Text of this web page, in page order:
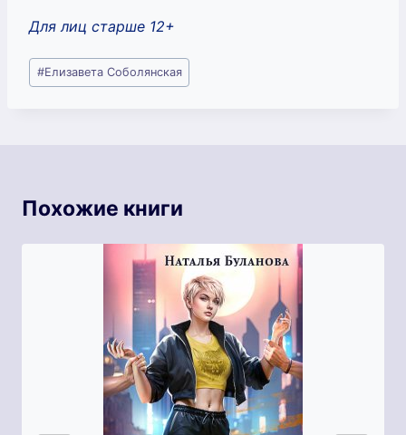
Для лиц старше 12+
Метки
записи:
#Елизавета Соболянская
Похожие книги